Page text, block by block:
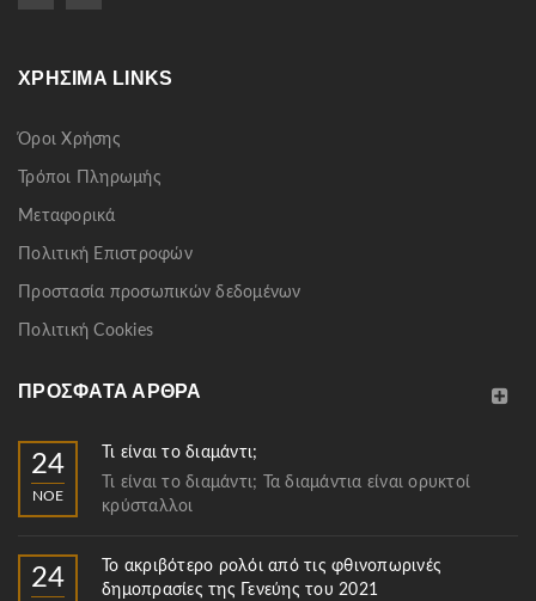
ΧΡΉΣΙΜΑ LINKS
Όροι Χρήσης
Τρόποι Πληρωμής
Μεταφορικά
Πολιτική Επιστροφών
Προστασία προσωπικών δεδομένων
Πολιτική Cookies
ΠΡΌΣΦΑΤΑ ΆΡΘΡΑ
24
ΝΟΈ
Τι είναι το διαμάντι;
Τι είναι το διαμάντι; Τα διαμάντια είναι ορυκτοί
κρύσταλλοι
24
Το ακριβότερο ρολόι από τις φθινοπωρινές
δημοπρασίες της Γενεύης του 2021